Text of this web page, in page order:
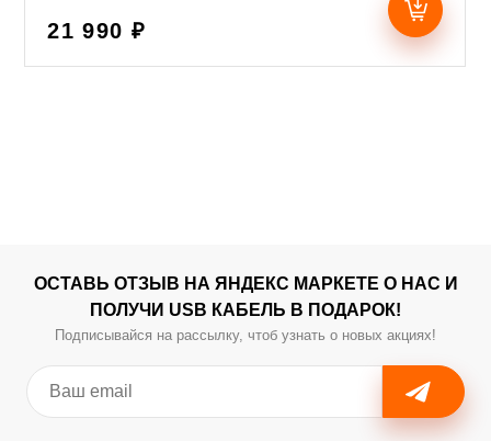
21 990 ₽
ОСТАВЬ ОТЗЫВ НА ЯНДЕКС МАРКЕТЕ О НАС И
ПОЛУЧИ USB КАБЕЛЬ В ПОДАРОК!
Подписывайся на рассылку, чтоб узнать о новых акциях!